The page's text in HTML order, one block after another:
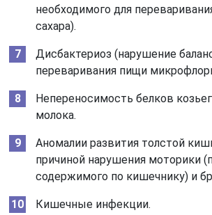
необходимого для
сахара).
Дисбактериоз (нарушение
переваривания пищи
Непереносимость белков
молока.
Аномалии развития толстой
причиной нарушения моторики
содержимого по кишечнику) и
Кишечные инфекции.